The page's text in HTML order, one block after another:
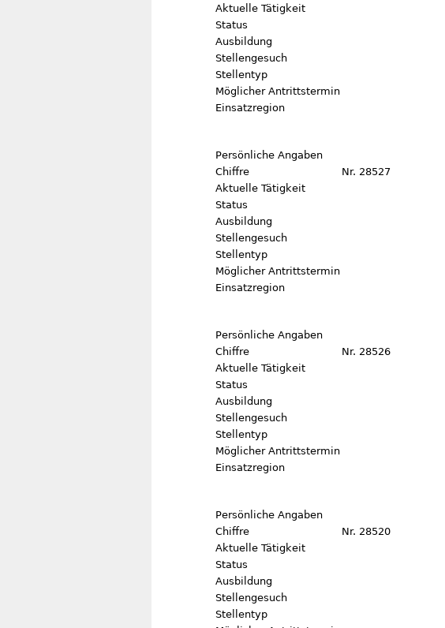
Aktuelle Tätigkeit
Status
Ausbildung
Stellengesuch
Stellentyp
Möglicher Antrittstermin
Einsatzregion
Persönliche Angaben
Chiffre
Nr. 28527
Aktuelle Tätigkeit
Status
Ausbildung
Stellengesuch
Stellentyp
Möglicher Antrittstermin
Einsatzregion
Persönliche Angaben
Chiffre
Nr. 28526
Aktuelle Tätigkeit
Status
Ausbildung
Stellengesuch
Stellentyp
Möglicher Antrittstermin
Einsatzregion
Persönliche Angaben
Chiffre
Nr. 28520
Aktuelle Tätigkeit
Status
Ausbildung
Stellengesuch
Stellentyp